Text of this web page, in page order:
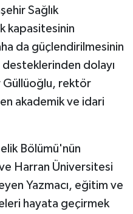
Sağlık
kapasitesinin
da güçlendirilmesinin
dolayı
Güllüoğlu, rektör
akademik ve idari
Bölümü'nün
Harran Üniversitesi
Yazmacı, eğitim ve
hayata geçirmek